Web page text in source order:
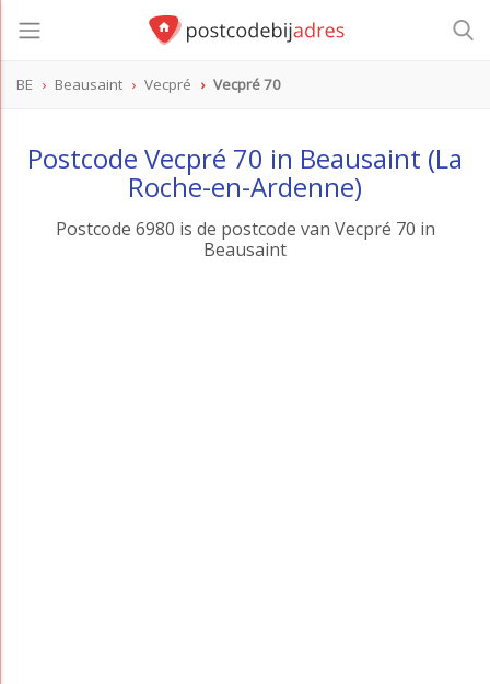
BE Beausaint Vecpré Vecpré 70
Postcode Vecpré 70 in Beausaint (La
Roche-en-Ardenne)
Postcode 6980 is de postcode van Vecpré 70 in
Beausaint